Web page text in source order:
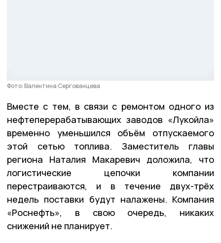
Фото: Валентина Сергованцева
Вместе с тем, в связи с ремонтом одного из
нефтеперерабатывающих заводов «Лукойла»
временно уменьшился объём отпускаемого
этой сетью топлива. Заместитель главы
региона Наталия Макаревич доложила, что
логистические цепочки компании
перестраиваются, и в течение двух-трёх
недель поставки будут налажены. Компания
«Роснефть», в свою очередь, никаких
снижений не планирует.